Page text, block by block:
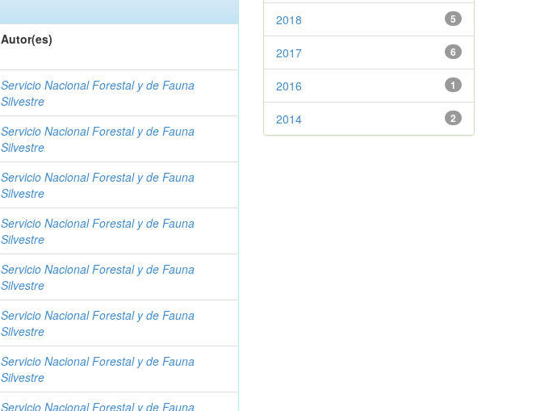
Autor(es)
Servicio Nacional Forestal y de Fauna
Silvestre
Servicio Nacional Forestal y de Fauna
Silvestre
Servicio Nacional Forestal y de Fauna
Silvestre
Servicio Nacional Forestal y de Fauna
Silvestre
Servicio Nacional Forestal y de Fauna
Silvestre
Servicio Nacional Forestal y de Fauna
Silvestre
Servicio Nacional Forestal y de Fauna
Silvestre
Servicio Nacional Forestal y de Fauna
5
2018
6
2017
1
2016
2
2014